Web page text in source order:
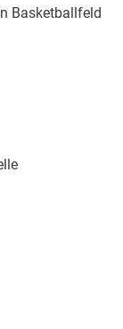
Basketballfeld